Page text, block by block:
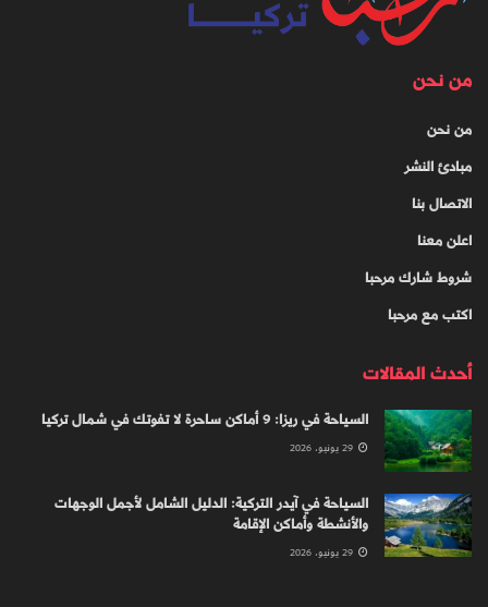
من نحن
من نحن
مبادئ النشر
الاتصال بنا
اعلن معنا
شروط شارك مرحبا
اكتب مع مرحبا
أحدث المقالات
السياحة في ريزا: 9 أماكن ساحرة لا تفوتك في شمال تركيا
السياحة في آيدر التركية: الدليل الشامل لأجمل الوجهات
والأنشطة وأماكن الإقامة